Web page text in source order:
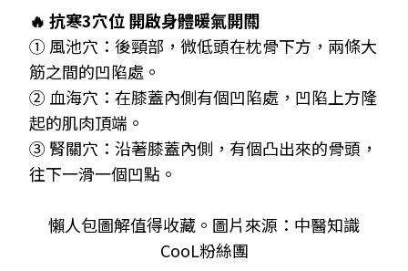
🔥 抗寒3穴位 開啟身體暖氣開關
① 風池穴：後頸部，微低頭在枕骨下方，兩條大
筋之間的凹陷處。
② 血海穴：在膝蓋內側有個凹陷處，凹陷上方隆
起的肌肉頂端。
③ 腎關穴：沿著膝蓋內側，有個凸出來的骨頭，
往下一滑一個凹點。
懶人包圖解值得收藏。圖片來源 ： 中醫知識
CooL粉絲團